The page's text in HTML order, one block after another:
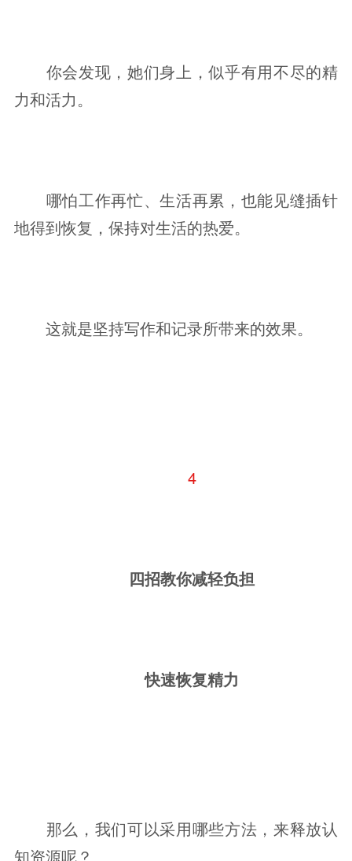
你会发现，她们身上，似乎有用不尽的精
力和活力。
哪怕工作再忙、生活再累，也能见缝插针
地得到恢复，保持对生活的热爱。
这就是坚持写作和记录所带来的效果。
4
四招教你减轻负担
快速恢复精力
那么，我们可以采用哪些方法，来释放认
知资源呢？